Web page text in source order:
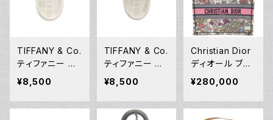
TIFFANY & Co.
ティファニー リ
ターントゥ タグ
ネックレストップ
シルバー925 ペ
¥8,500
TIFFANY & Co.
ティファニー リ
ターントゥ タグ
ネックレストップ
シルバー925 ペ
ンダントトップ Y
¥8,500
Christian Dior
ディオール ブッ
クトート バッグ
ミディアム ハン
ドバッグ メキシ
¥280,000